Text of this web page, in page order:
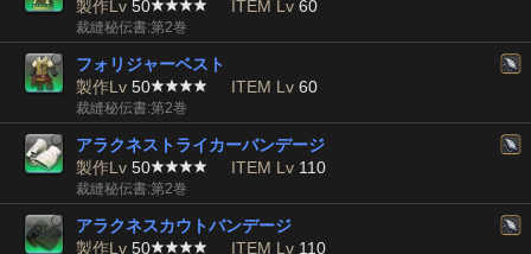
製作Lv 50 ITEM Lv 60
裁縫秘伝書:第2巻
フォリジャーベスト
製作Lv 50 ITEM Lv 60
裁縫秘伝書:第2巻
アラクネストライカーバンデージ
製作Lv 50 ITEM Lv 110
裁縫秘伝書:第2巻
アラクネスカウトバンデージ
製作Lv 50 ITEM Lv 110